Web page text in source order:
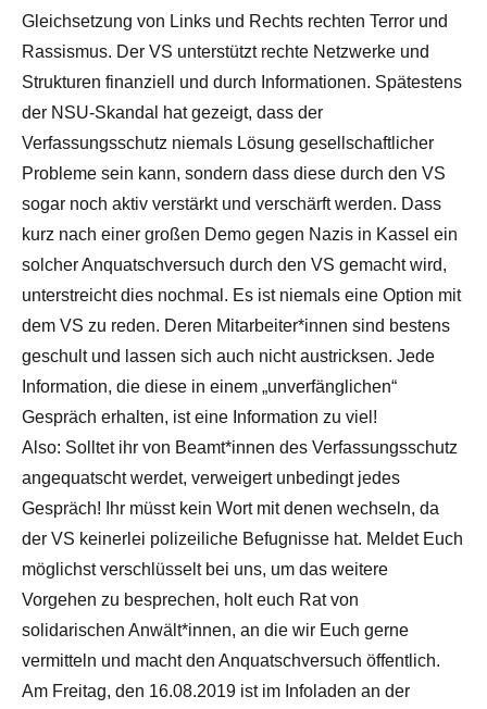
Gleichsetzung von Links und Rechts rechten Terror und
Rassismus. Der VS unterstützt rechte Netzwerke und
Strukturen finanziell und durch Informationen. Spätestens
der NSU-Skandal hat gezeigt, dass der
Verfassungsschutz niemals Lösung gesellschaftlicher
Probleme sein kann, sondern dass diese durch den VS
sogar noch aktiv verstärkt und verschärft werden. Dass
kurz nach einer großen Demo gegen Nazis in Kassel ein
solcher Anquatschversuch durch den VS gemacht wird,
unterstreicht dies nochmal. Es ist niemals eine Option mit
dem VS zu reden. Deren Mitarbeiter*innen sind bestens
geschult und lassen sich auch nicht austricksen. Jede
Information, die diese in einem „unverfänglichen“
Gespräch erhalten, ist eine Information zu viel!
Also: Solltet ihr von Beamt*innen des Verfassungsschutz
angequatscht werdet, verweigert unbedingt jedes
Gespräch! Ihr müsst kein Wort mit denen wechseln, da
der VS keinerlei polizeiliche Befugnisse hat. Meldet Euch
möglichst verschlüsselt bei uns, um das weitere
Vorgehen zu besprechen, holt euch Rat von
solidarischen Anwält*innen, an die wir Euch gerne
vermitteln und macht den Anquatschversuch öffentlich.
Am Freitag, den 16.08.2019 ist im Infoladen an der